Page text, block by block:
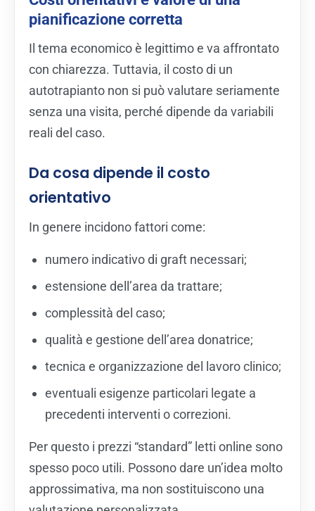
pianificazione corretta
Il tema economico è legittimo e va affrontato
con chiarezza. Tuttavia, il costo di un
autotrapianto non si può valutare seriamente
senza una visita, perché dipende da variabili
reali del caso.
Da cosa dipende il costo
orientativo
In genere incidono fattori come:
numero indicativo di graft necessari;
estensione dell’area da trattare;
complessità del caso;
qualità e gestione dell’area donatrice;
tecnica e organizzazione del lavoro clinico;
eventuali esigenze particolari legate a
precedenti interventi o correzioni.
Per questo i prezzi “standard” letti online sono
spesso poco utili. Possono dare un’idea molto
approssimativa, ma non sostituiscono una